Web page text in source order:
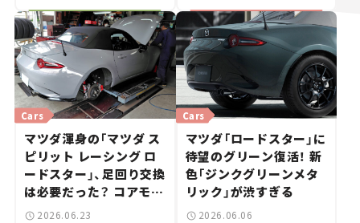
第13回＞
Cars
マツダ渾身の「マツダ ス
ピリット レーシング ロ
ードスター」、足回り交換
は必要だった？ コアモデ
ルオーナーが4000km走
2026.06.23
Cars
マツダ「ロードスター」に
待望のグリーン復活！ 新
色「ジンクグリーンメタ
リック」が渋すぎる
2026.06.06